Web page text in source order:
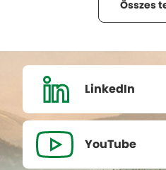
Összes
LinkedIn
YouTube